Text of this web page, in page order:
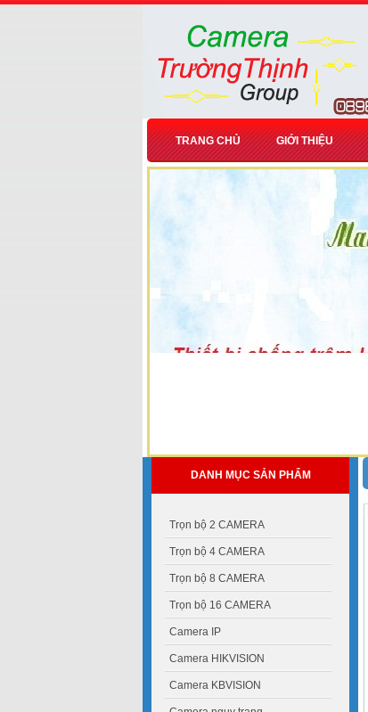
TRANG CHỦ GIỚI THIỆU
DANH MỤC SẢN PHẨM
Trọn bộ 2 CAMERA
Trọn bộ 4 CAMERA
Trọn bộ 8 CAMERA
Trọn bộ 16 CAMERA
Camera IP
Camera HIKVISION
Camera KBVISION